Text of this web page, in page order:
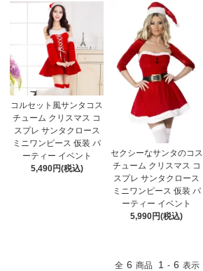
コルセット風サンタコス
チューム クリスマス コ
スプレ サンタクロース
ミニワンピース 仮装 パ
ーティー イベント
5,490円(税込)
セクシーなサンタのコス
チューム クリスマス コ
スプレ サンタクロース
ミニワンピース 仮装 パ
ーティー イベント
5,990円(税込)
全 6 商品 1 - 6 表示